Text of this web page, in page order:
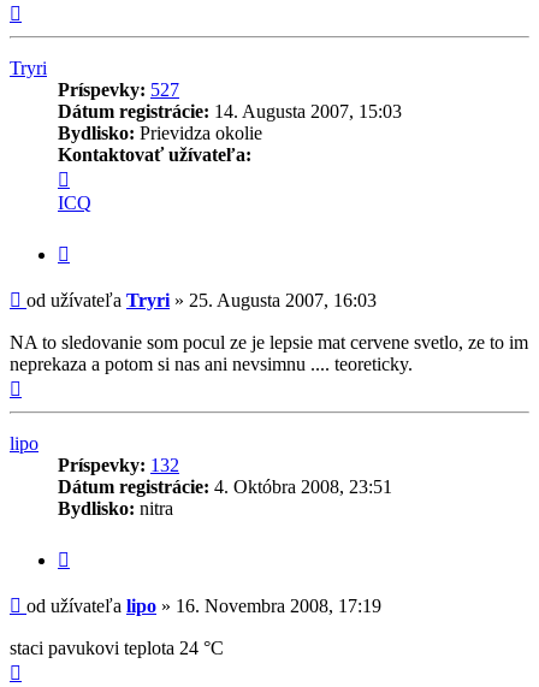
Tryri
Príspevky: 527
Dátum registrácie: 14. Augusta 2007, 15:03
Bydlisko: Prievidza okolie
Kontaktovať užívateľa:
informácie
užívateľa
Tryri
ICQ
Príspevok
od užívateľa Tryri » 25. Augusta 2007, 16:03
NA to sledovanie som pocul ze je lepsie mat cervene svetlo, ze to im
neprekaza a potom si nas ani nevsimnu .... teoreticky.
lipo
Príspevky: 132
Dátum registrácie: 4. Októbra 2008, 23:51
Bydlisko: nitra
Príspevok
od užívateľa lipo » 16. Novembra 2008, 17:19
staci pavukovi teplota 24 °C